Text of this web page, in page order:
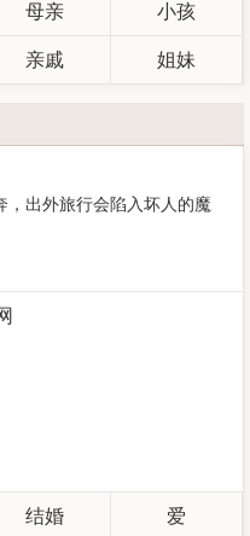
母亲 小孩
亲戚 姐妹
，出外旅行会陷入坏人的魔
结婚 爱